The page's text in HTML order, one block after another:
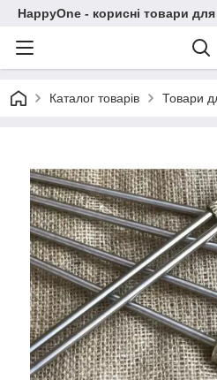
HappyOne - корисні товари
Каталог товарів Товари